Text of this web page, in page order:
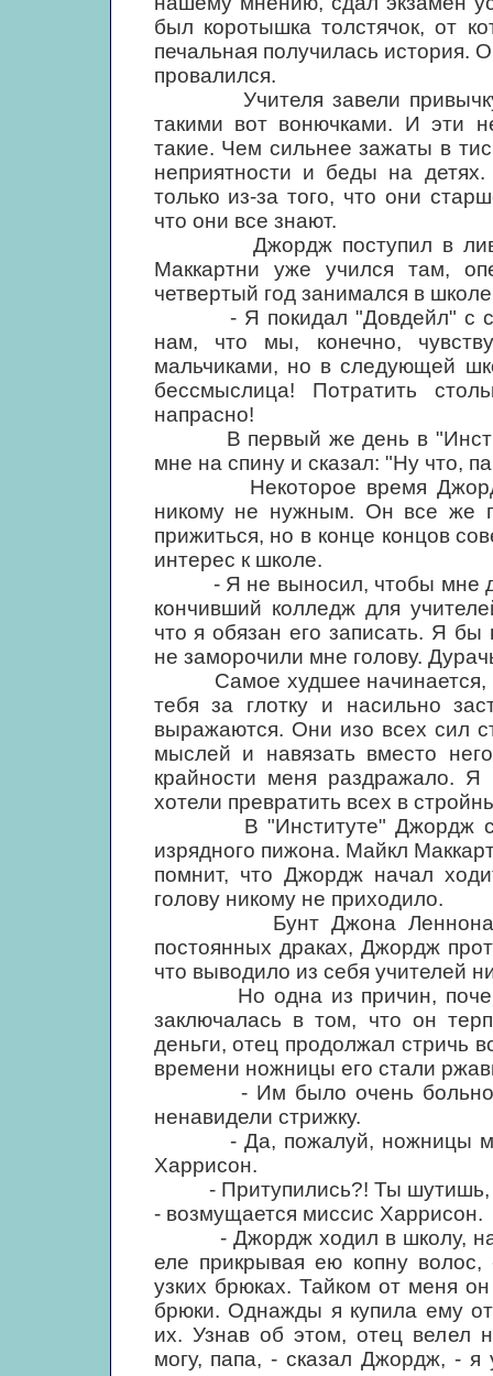
был коротышка толстячок, от
печальная получилась история.
провалился.
Учителя завели привычку
такими вот вонючками. И эти
такие. Чем сильнее зажаты в
неприятности и беды на
только из-за того, что они
что они все знают.
Джордж поступил в
Маккартни уже учился там,
четвертый год занимался в
- Я покидал "Довдейл" с
нам, что мы, конечно,
мальчиками, но в следующей
бессмыслица! Потратить
напрасно!
В первый же день в
мне на спину и сказал: "Ну что,
Некоторое время Джордж
никому не нужным. Он все же
прижиться, но в конце концов
интерес к школе.
- Я не выносил, чтобы мне
кончивший колледж для
что я обязан его записать. Я
не заморочили мне голову.
Самое худшее начинается,
тебя за глотку и насильно
выражаются. Они изо всех сил
мыслей и навязать вместо
крайности меня раздражало.
хотели превратить всех в
В "Институте" Джордж с
изрядного пижона. Майкл
помнит, что Джордж начал
голову никому не приходило.
Бунт Джона Леннона
постоянных драках, Джордж
что выводило из себя учителей
Но одна из причин, почему
заключалась в том, что он
деньги, отец продолжал стричь
времени ножницы его стали
- Им было очень больно, -
ненавидели стрижку.
- Да, пожалуй, ножницы
Харрисон.
- Притупились?! Ты шутишь,
- возмущается миссис Харрисон.
- Джордж ходил в школу,
еле прикрывая ею копну
узких брюках. Тайком от меня
брюки. Однажды я купила ему
их. Узнав об этом, отец велел
могу, папа, - сказал Джордж, -